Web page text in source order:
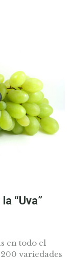
“Uva”
en todo el
variedades